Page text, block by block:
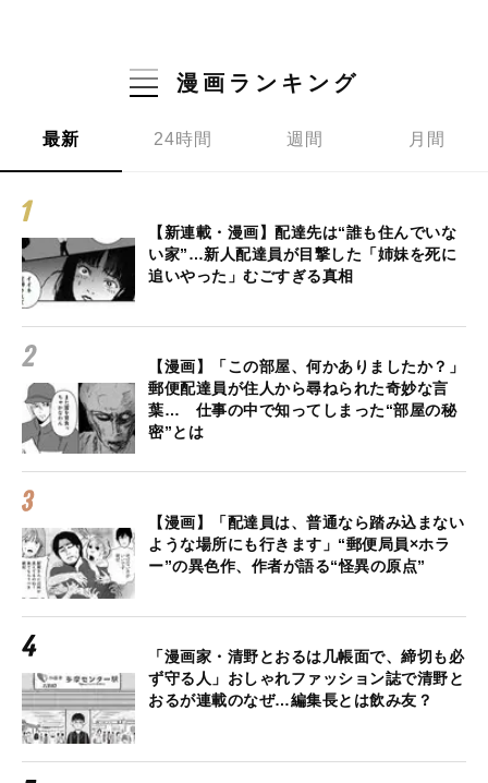
漫画ランキング
最新 24時間 週間 月間
【新連載・漫画】配達先は“誰も住んでいな
い家”…新人配達員が目撃した「姉妹を死に
追いやった」むごすぎる真相
【漫画】「この部屋、何かありましたか？」
郵便配達員が住人から尋ねられた奇妙な言
葉… 仕事の中で知ってしまった“部屋の秘
密”とは
【漫画】「配達員は、普通なら踏み込まない
ような場所にも行きます」“郵便局員×ホラ
ー”の異色作、作者が語る“怪異の原点”
「漫画家・清野とおるは几帳面で、締切も必
ず守る人」おしゃれファッション誌で清野と
おるが連載のなぜ…編集長とは飲み友？